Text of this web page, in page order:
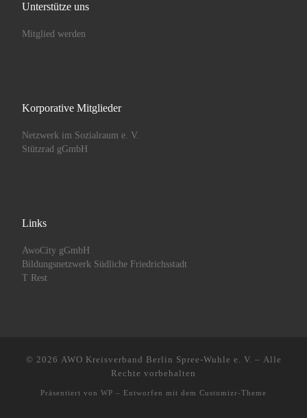
Unterstütze uns
Mitglied werden
Korporative Mitglieder
Netzwerk im Sozialraum e. V.
Stützrad gGmbH
Links
AwoCity gGmbH
Bildungsnetzwerk Südliche Friedrichsstadt
T Rest
© 2026 AWO Kreisverband Berlin Spree-Wuhle e. V. – Alle
Rechte vorbehalten
Präsentiert von WP – Entworfen mit dem Customizr-Theme